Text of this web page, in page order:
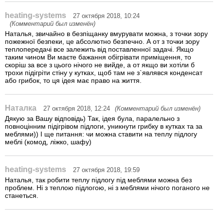
heating-systems
27 октября 2018, 10:24
(Комментарий был изменён)
Наталья, звичайно в безпіщанку вмурувати можна, з точки зору
пожежної безпеки, це абсолютно безпечно. А от з точки зору
теплопередачі все залежить від поставленної задачі. Якщо
таким чином Ви маєте бажання обігрівати приміщення, то
скоріш за все з цього нічого не вийде, а от якщо ви хотіли б
трохи підігріти стіну у кутках, щоб там не з`являвся конденсат
або грибок, то ця ідея має право на життя.
Наталка 27 октября 2018, 12:24 (Комментарий был изменён)
Дякую за Вашу відповідь) Так, ідея була, паралельно з
повноцінним підігрівом підлоги, уникнути грибку в кутках та за
меблями)) І ще питання: чи можна ставити на теплу підлогу
меблі (комод, ліжко, шафу)
heating-systems 27 октября 2018, 19:59
Наталья, так робити теплу підлогу під меблями можна без
проблем. Ні з теплою підлогою, ні з меблями нічого поганого не
станеться.